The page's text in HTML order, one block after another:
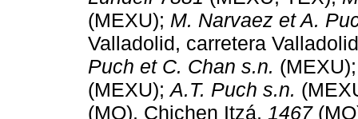
(MEXU); M. Narvaez et A.
Valladolid, carretera
Puch et C. Chan s.n.
(MEXU);A.T. Puch s.n.
(MO), Chichen Itzá, 1467